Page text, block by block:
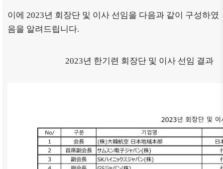
針
マップ
이에 2023년 회장단 및 이사 선임을 다음과 같이 구성하였
음을 알려드립니다.
2023년 한기련 회장단 및 이사 선임 결과